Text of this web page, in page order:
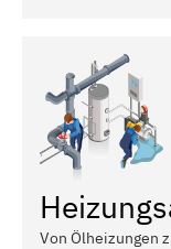
Von Ölheizungen